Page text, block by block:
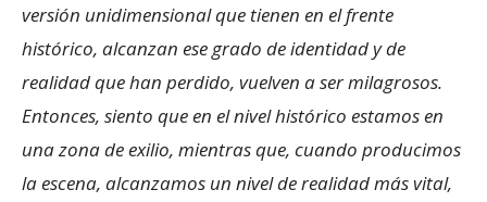
versión unidimensional que tienen en el frente
histórico, alcanzan ese grado de identidad y de
realidad que han perdido, vuelven a ser milagrosos.
Entonces, siento que en el nivel histórico estamos en
una zona de exilio, mientras que, cuando producimos
la escena, alcanzamos un nivel de realidad más vital,